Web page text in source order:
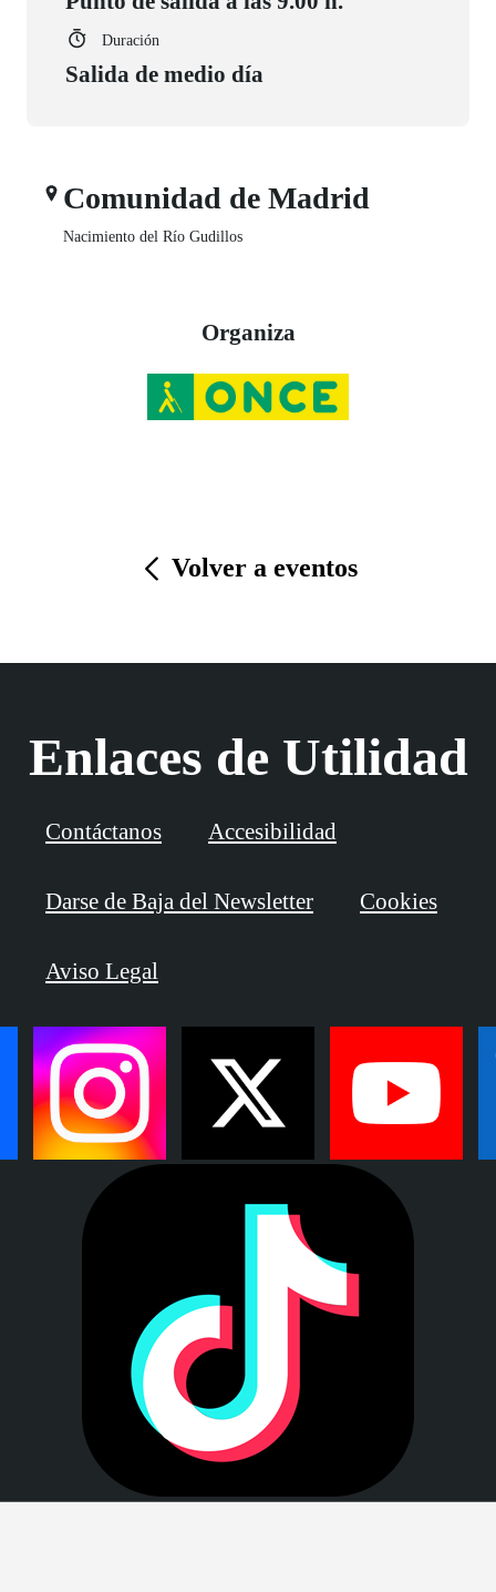
Duración
Salida de medio día
Comunidad de Madrid
Nacimiento del Río Gudillos
Organiza
Volver a eventos
Enlaces de Utilidad
Contáctanos Accesibilidad
Darse de Baja del Newsletter Cookies
Aviso Legal